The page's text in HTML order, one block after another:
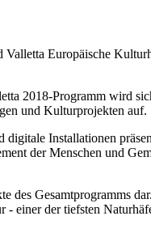
Europäische
2018-Programm wird
und Kulturprojekten auf.
Installationen
der Menschen und
des Gesamtprogramms
einer der tiefsten